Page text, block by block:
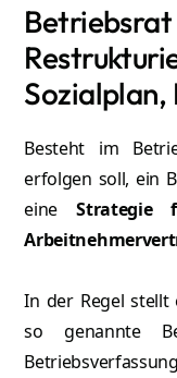
Betriebsrat
Sozialplan,
Besteht im
erfolgen soll, ein
eineStrategie
In der Regel stellt
so genannte